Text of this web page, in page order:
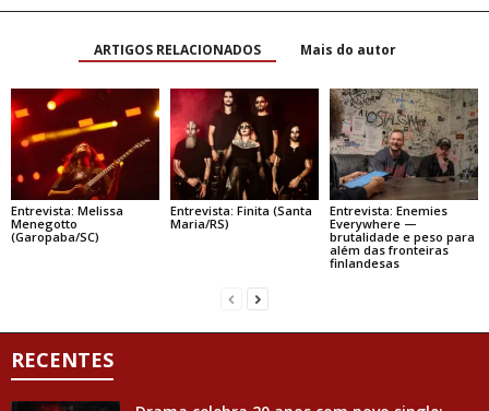
ARTIGOS RELACIONADOS Mais do autor
Entrevista: Melissa
Menegotto
(Garopaba/SC)
Entrevista: Finita (Santa
Maria/RS)
Entrevista: Enemies
Everywhere —
brutalidade e peso para
além das fronteiras
finlandesas
RECENTES